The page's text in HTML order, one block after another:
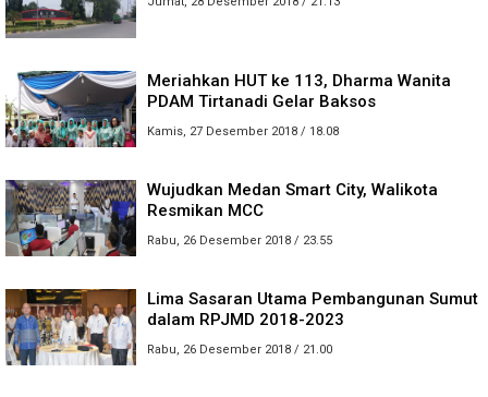
Meriahkan HUT ke 113, Dharma Wanita
PDAM Tirtanadi Gelar Baksos
Kamis, 27 Desember 2018 / 18.08
Wujudkan Medan Smart City, Walikota
Resmikan MCC
Rabu, 26 Desember 2018 / 23.55
Lima Sasaran Utama Pembangunan Sumut
dalam RPJMD 2018-2023
Rabu, 26 Desember 2018 / 21.00